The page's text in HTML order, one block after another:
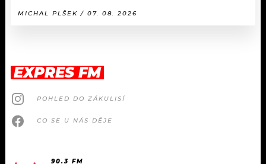
MICHAL PLŠEK / 07. 08. 2026
EXPRES FM
POHLED DO ZÁKULISÍ
CO SE U NÁS DĚJE
90.3 FM